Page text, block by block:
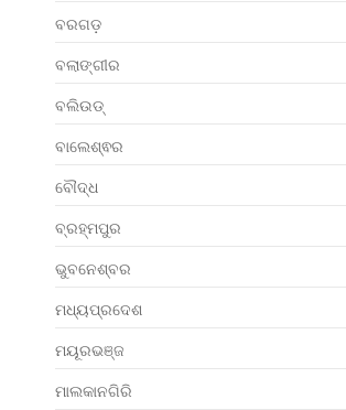
ବରଗଡ଼
ବଲାଙ୍ଗୀର
ବଲିଉଡ୍
ବାଲେଶ୍ଵର
ବୌଦ୍ଧ
ବ୍ରହ୍ମପୁର
ଭୁବନେଶ୍ବର
ମଧ୍ୟପ୍ରଦେଶ
ମୟୂରଭଞ୍ଜ
ମାଲକାନଗିରି